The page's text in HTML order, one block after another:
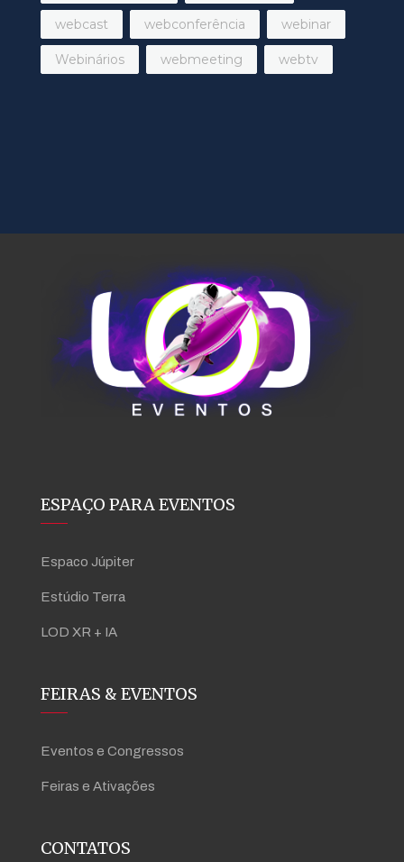
webcast webconferência webinar
Webinários webmeeting webtv
ESPAÇO PARA EVENTOS
Espaco Júpiter
Estúdio Terra
LOD XR + IA
FEIRAS & EVENTOS
Eventos e Congressos
Feiras e Ativações
CONTATOS